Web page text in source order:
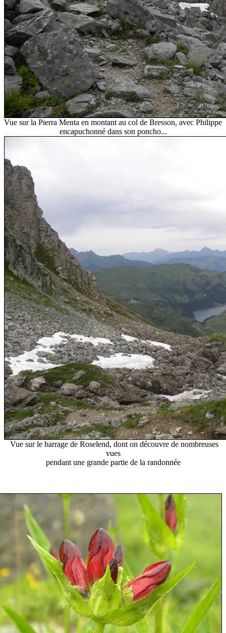
Vue sur la Pierra Menta en montant au col de Bresson, avec Philippe
encapuchonné dans son poncho...
Vue sur le barrage de Roselend, dont on découvre de nombreuses
vues
pendant une grande partie de la randonnée